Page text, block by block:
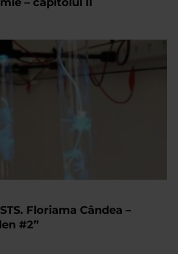
Floriama Cândea –
#2”